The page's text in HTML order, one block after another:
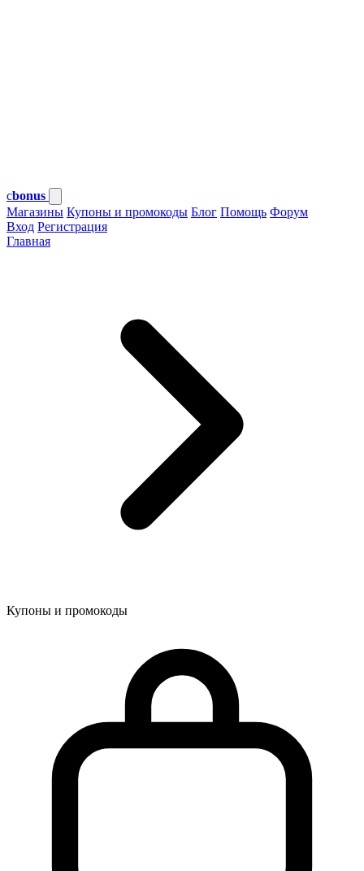
cbonus
Магазины Купоны и промокоды Блог Помощь Форум
Вход Регистрация
Главная
Купоны и промокоды